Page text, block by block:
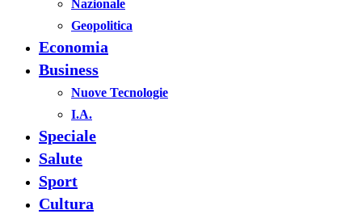
Nazionale
Geopolitica
Economia
Business
Nuove Tecnologie
I.A.
Speciale
Salute
Sport
Cultura